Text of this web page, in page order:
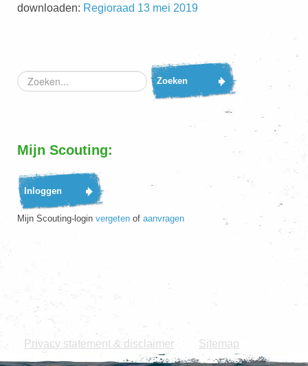
downloaden: Regioraad 13 mei 2019
Zoeken
Mijn Scouting:
Mijn Scouting-login vergeten of aanvragen
Dit is de officiële website van de Scouting Regio Vlietstreek. Copyright ©
2026 Scouting Nederland.
Privacy statement & disclaimer Sitemap